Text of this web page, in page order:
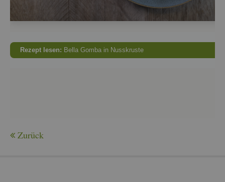
Re­zept lesen: Bella Gomba in Nuss­krus­te
Zu­rück